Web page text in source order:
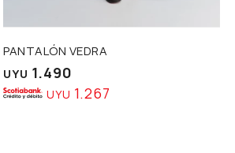
PANTALÓN VEDRA
UYU 1.490
UYU 1.267